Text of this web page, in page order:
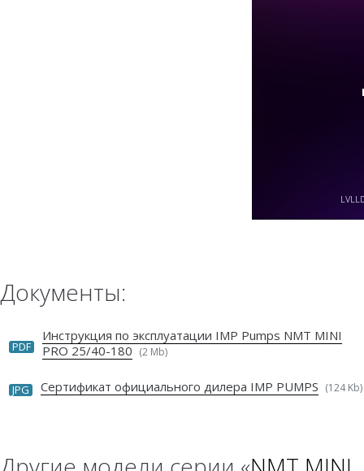
Документы:
PDF
Инструкция по эксплуатации IMP Pumps NMT MINI
PRO 25/40-180 (2 Mb)
JPG Сертификат официального дилера IMP PUMPS (124 Kb)